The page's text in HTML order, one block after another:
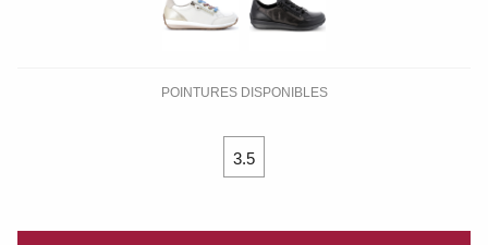
POINTURES DISPONIBLES
3.5